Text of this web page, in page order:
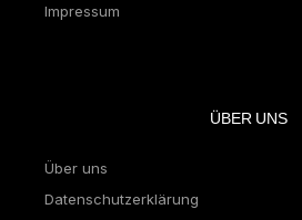
Impressum
ÜBER UNS
Über uns
Datenschutzerklärung